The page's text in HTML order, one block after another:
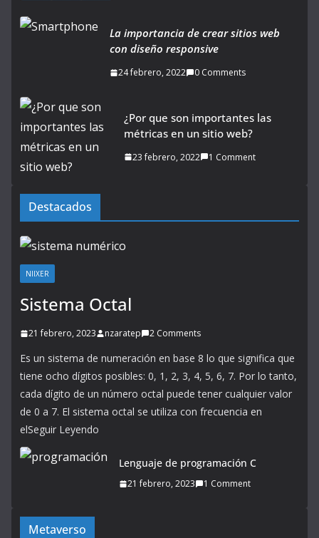
La importancia de crear sitios web
con diseño responsive
24 febrero, 2022 0 Comments
¿Por que son importantes las
métricas en un sitio web?
23 febrero, 2022 1 Comment
Destacados
NIIXER
Sistema Octal
21 febrero, 2023 nzaratep 2 Comments
Es un sistema de numeración en base 8 lo que significa que
tiene ocho dígitos posibles: 0, 1, 2, 3, 4, 5, 6, 7. Por lo tanto,
cada dígito de un número octal puede tener cualquier valor
de 0 a 7. El sistema octal se utiliza con frecuencia en
elSeguir Leyendo
Lenguaje de programación C
21 febrero, 2023 1 Comment
Metaverso